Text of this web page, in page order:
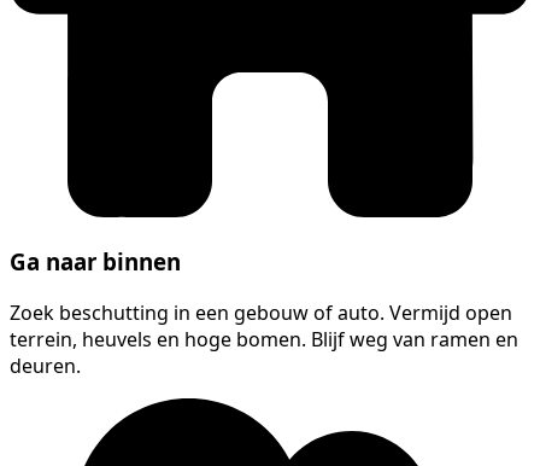
Ga naar binnen
Zoek beschutting in een gebouw of auto. Vermijd open
terrein, heuvels en hoge bomen. Blijf weg van ramen en
deuren.